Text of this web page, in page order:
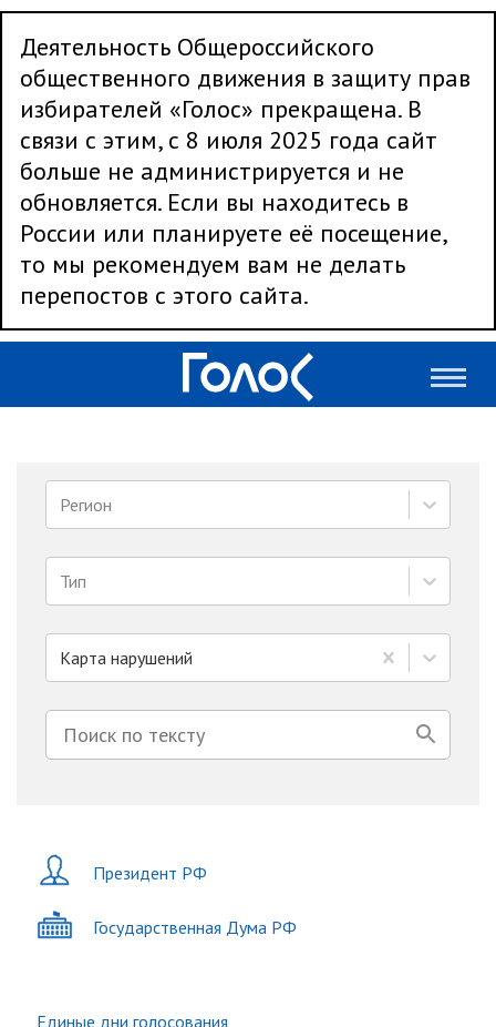
Деятельность Общероссийского
общественного движения в защиту прав
избирателей «Голос» прекращена. В
связи с этим, с 8 июля 2025 года сайт
больше не администрируется и не
обновляется. Если вы находитесь в
России или планируете её посещение,
то мы рекомендуем вам не делать
перепостов с этого сайта.
Регион
Тип
Карта нарушений
Президент РФ
Государственная Дума РФ
Единые дни голосования